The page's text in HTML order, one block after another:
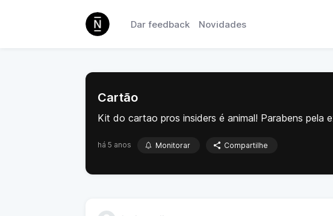
Dar feedback Novidades
Cartão
Kit do cartao pros insiders é animal! Parabens pela
há 5 anos Monitorar Compartilhe